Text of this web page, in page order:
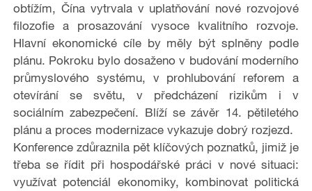
obtížím, Čína vytrvala v uplatňování nové rozvojové
filozofie a prosazování vysoce kvalitního rozvoje.
Hlavní ekonomické cíle by měly být splněny podle
plánu. Pokroku bylo dosaženo v budování moderního
průmyslového systému, v prohlubování reforem a
otevírání se světu, v předcházení rizikům i v
sociálním zabezpečení. Blíží se závěr 14. pětiletého
plánu a proces modernizace vykazuje dobrý rozjezd.
Konference zdůraznila pět klíčových poznatků, jimiž je
třeba se řídit při hospodářské práci v nové situaci:
využívat potenciál ekonomiky, kombinovat politická